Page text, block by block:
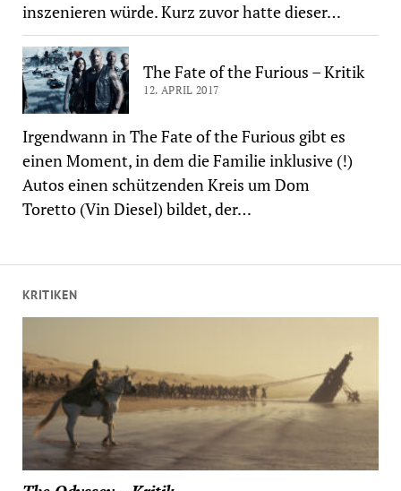
KRITIKEN
inszenieren würde. Kurz zuvor hatte dieser…
The Fate of the Furious – Kritik
12. APRIL 2017
Irgendwann in The Fate of the Furious gibt es
einen Moment, in dem die Familie inklusive (!)
Autos einen schützenden Kreis um Dom
Toretto (Vin Diesel) bildet, der…